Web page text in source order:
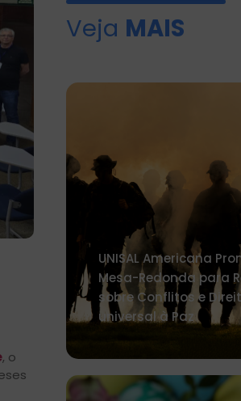
, o
Veja MAIS
UNISAL Americana
Mesa-Redonda para
sobre Conflitos e
universal à Paz